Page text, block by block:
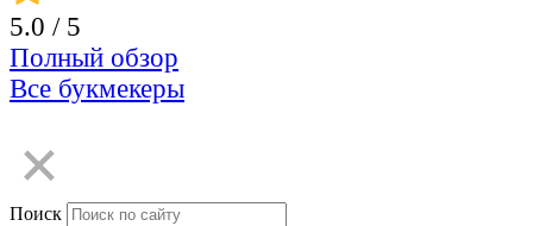
5.0 / 5
Полный обзор
Все букмекеры
Поиск